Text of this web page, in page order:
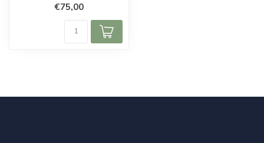
€75,00